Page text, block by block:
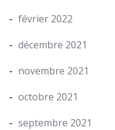
février 2022
décembre 2021
novembre 2021
octobre 2021
septembre 2021